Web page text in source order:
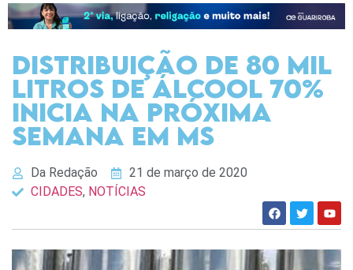
Distribuição de 80 mil
litros de álcool 70%
inicia na próxima
semana em MS
Da Redação
21 de março de 2020
CIDADES, NOTÍCIAS